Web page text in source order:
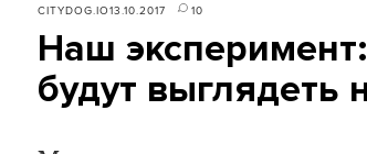
CITYDOG.IO13.10.2017 10
Наш
будут выглядеть